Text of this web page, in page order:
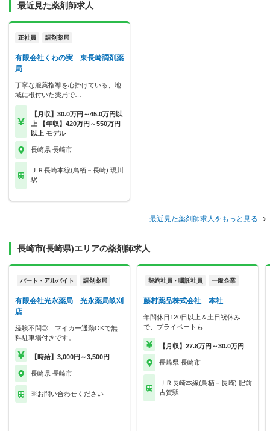
最近見た薬剤師求人
正社員 調剤薬局
有限会社くわの実 東長崎調剤薬
局
丁寧な服薬指導を心掛けている、地
域に根付いた薬局で…
【月収】30.0万円～45.0万円以
上 【年収】420万円～550万円
以上 モデル
長崎県 長崎市
ＪＲ長崎本線(鳥栖－長崎) 現川
駅
最近見た薬剤師求人をもっと見る
長崎市(長崎県)エリアの薬剤師求人
パート・アルバイト 調剤薬局
有限会社光永薬局 光永薬局畝刈
店
経験不問◎ マイカー通勤OKで無
料駐車場付きです。
【時給】3,000円～3,500円
長崎県 長崎市
※お問い合わせください
契約社員・嘱託社員 一般企業
藤村薬品株式会社 本社
年間休日120日以上＆土日祝休み
で、プライベートも…
【月収】27.8万円～30.0万円
長崎県 長崎市
ＪＲ長崎本線(鳥栖－長崎) 肥前
古賀駅